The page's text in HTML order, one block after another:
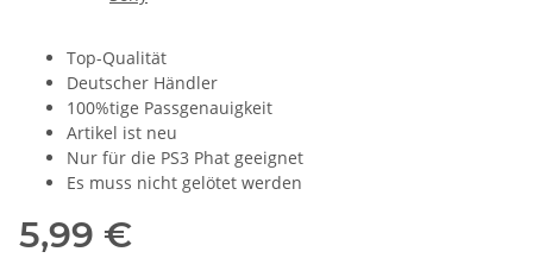
Top-Qualität
Deutscher Händler
100%tige Passgenauigkeit
Artikel ist neu
Nur für die PS3 Phat geeignet
Es muss nicht gelötet werden
5,99 €